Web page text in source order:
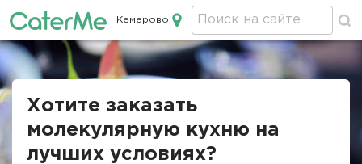
Кейтеринг в Кемерово
Кемерово
Строка
Хотите заказать
молекулярную кухню на
лучших условиях?